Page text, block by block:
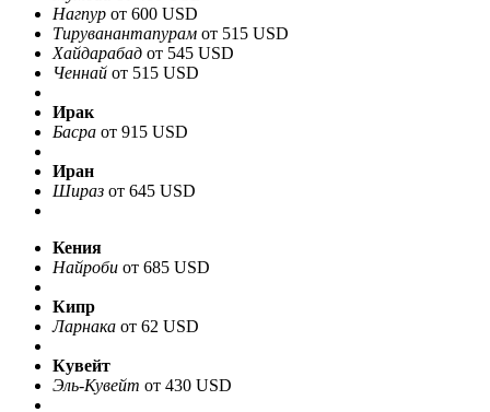
Нагпур от 600 USD
Тируванантапурам от 515 USD
Хайдарабад от 545 USD
Ченнай от 515 USD
Ирак
Басра от 915 USD
Иран
Шираз от 645 USD
Кения
Найроби от 685 USD
Кипр
Ларнака от 62 USD
Кувейт
Эль-Кувейт от 430 USD